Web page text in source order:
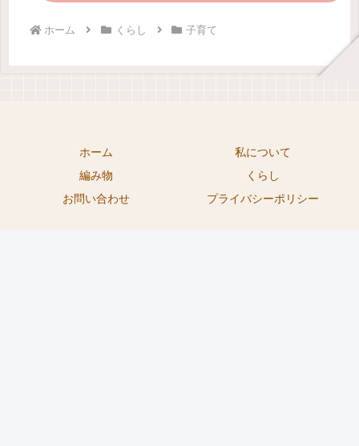
ホーム くらし 子育て
ホーム
私について
編み物
くらし
お問い合わせ
プライバシーポリシー